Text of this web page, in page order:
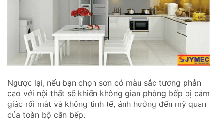
Ngược lại, nếu bạn chọn sơn có màu sắc tương phản
cao với nội thất sẽ khiến không gian phòng bếp bị cảm
giác rối mắt và không tinh tế, ảnh hưởng đến mỹ quan
của toàn bộ căn bếp.